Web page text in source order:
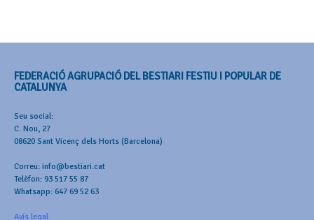
FEDERACIÓ AGRUPACIÓ DEL BESTIARI FESTIU I POPULAR DE
CATALUNYA
Seu social:
C. Nou, 27
08620 Sant Vicenç dels Horts (Barcelona)
Correu: info@bestiari.cat
Telèfon: 93 517 55 87
Whatsapp: 647 69 52 63
Avís legal